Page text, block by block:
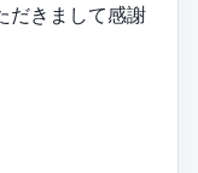
だきまして感謝